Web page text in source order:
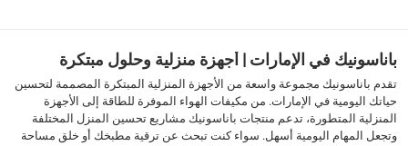
باناسونيك في الإمارات | أجهزة منزلية وحلول مبتكرة
تقدم باناسونيك مجموعة واسعة من الأجهزة المنزلية المبتكرة المصممة لتحسين
حياتك اليومية في الإمارات. من مكيفات الهواء الموفرة للطاقة إلى الأجهزة
المنزلية المتطورة، تدعم منتجات باناسونيك مشاريع تحسين المنزل المختلفة
وتجعل المهام اليومية أسهل. سواء كنت تبحث عن ترقية مطبخك أو خلق مساحة